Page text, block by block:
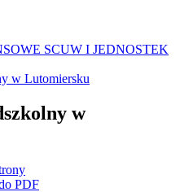
SCUW I JEDNOSTEK
w Lutomiersku
w
PDF